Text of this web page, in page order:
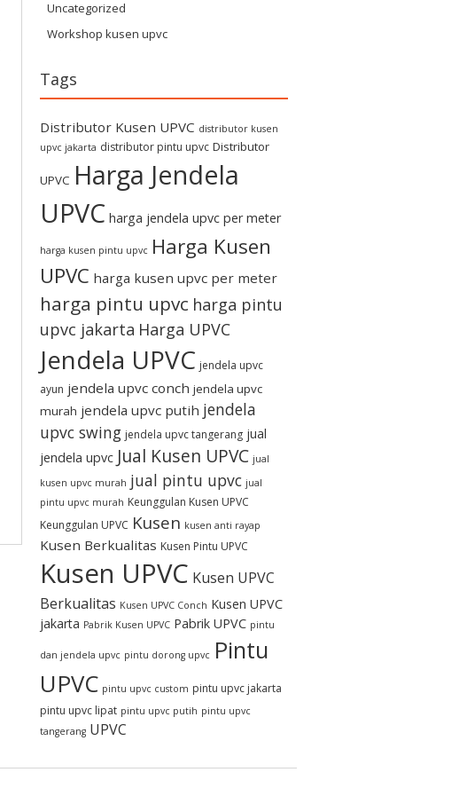
Uncategorized
Workshop kusen upvc
Tags
Distributor Kusen UPVC distributor kusen
upvc jakarta distributor pintu upvc Distributor
UPVC Harga Jendela
UPVC harga jendela upvc per meter
harga kusen pintu upvc Harga Kusen
UPVC harga kusen upvc per meter
harga pintu upvc harga pintu
upvc jakarta Harga UPVC
Jendela UPVC jendela upvc
ayun jendela upvc conch jendela upvc
murah jendela upvc putih jendela
upvc swing jendela upvc tangerang jual
jendela upvc Jual Kusen UPVC jual
kusen upvc murah jual pintu upvc jual
pintu upvc murah Keunggulan Kusen UPVC
Keunggulan UPVC Kusen kusen anti rayap
Kusen Berkualitas Kusen Pintu UPVC
Kusen UPVC Kusen UPVC
Berkualitas Kusen UPVC Conch Kusen UPVC
jakarta Pabrik Kusen UPVC Pabrik UPVC pintu
dan jendela upvc pintu dorong upvc Pintu
UPVC pintu upvc custom pintu upvc jakarta
pintu upvc lipat pintu upvc putih pintu upvc
tangerang UPVC